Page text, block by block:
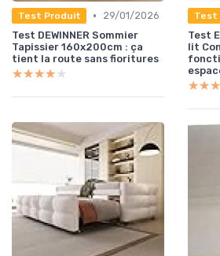
Test Produit •
29/01/2026
Test DEWINNER Sommier
Tapissier 160x200cm : ça
tient la route sans fioritures
★★★★★
★★★★★
Test
Test
lit